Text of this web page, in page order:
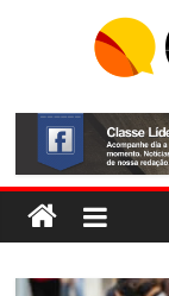
PROMOTOR DO
ACESSO À
ALTERNATIVAS
LORENA,
PELA FÁBRICA DA